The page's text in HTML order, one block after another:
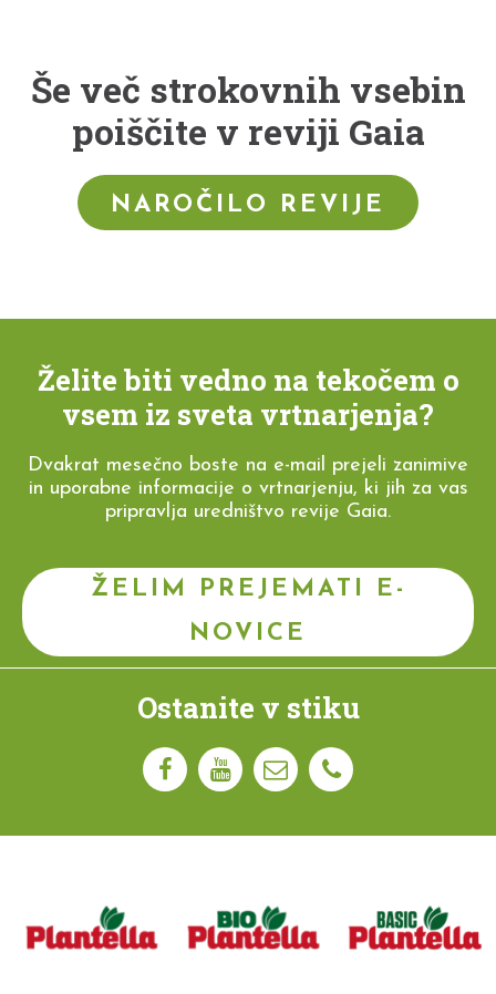
Še več strokovnih vsebin
poiščite v reviji Gaia
NAROČILO REVIJE
Želite biti vedno na tekočem o
vsem iz sveta vrtnarjenja?
Dvakrat mesečno boste na e-mail prejeli zanimive
in uporabne informacije o vrtnarjenju, ki jih za vas
pripravlja uredništvo revije Gaia.
ŽELIM PREJEMATI E-
NOVICE
Ostanite v stiku